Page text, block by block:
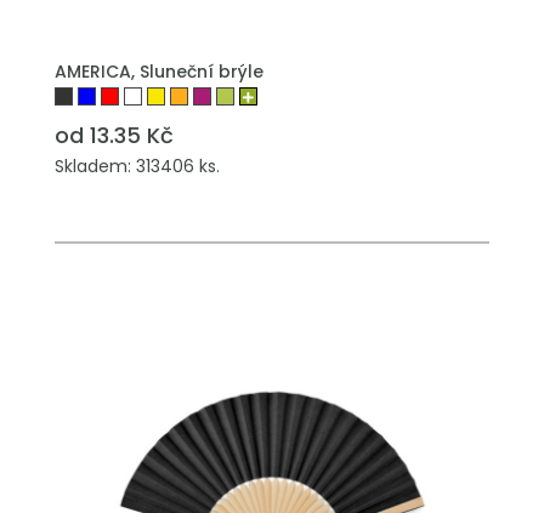
AMERICA, Sluneční brýle
od 13.35 Kč
Skladem: 313406 ks.